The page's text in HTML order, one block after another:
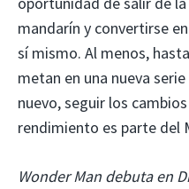
mandarín y convertirse
sí mismo. Al menos,
metan en una nueva
nuevo, seguir los
rendimiento es parte del
Wonder Man debuta en